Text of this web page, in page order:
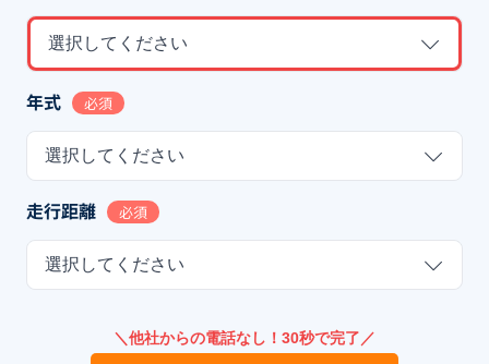
選択してください
年式 必須
選択してください
走行距離 必須
選択してください
＼他社からの電話なし！30秒で完了／